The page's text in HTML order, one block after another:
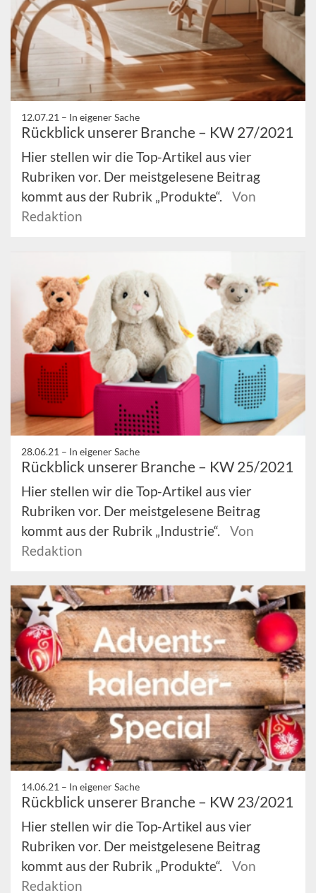
12.07.21 – In eigener Sache
Rückblick unserer Branche – KW 27/2021
Hier stellen wir die Top-Artikel aus vier
Rubriken vor. Der meistgelesene Beitrag
kommt aus der Rubrik „Produkte“.
Von
Redaktion
28.06.21 – In eigener Sache
Rückblick unserer Branche – KW 25/2021
Hier stellen wir die Top-Artikel aus vier
Rubriken vor. Der meistgelesene Beitrag
kommt aus der Rubrik „Industrie“.
Von
Redaktion
14.06.21 – In eigener Sache
Rückblick unserer Branche – KW 23/2021
Hier stellen wir die Top-Artikel aus vier
Rubriken vor. Der meistgelesene Beitrag
kommt aus der Rubrik „Produkte“.
Von
Redaktion